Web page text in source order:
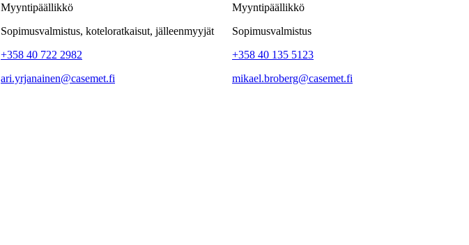
Myyntipäällikkö
Sopimusvalmistus, koteloratkaisut, jälleenmyyjät
+358 40 722 2982
ari.yrjanainen@casemet.fi
Myyntipäällikkö
Sopimusvalmistus
+358 40 135 5123
mikael.broberg@casemet.fi